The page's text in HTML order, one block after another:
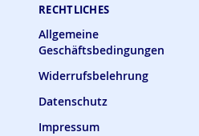
RECHTLICHES
Allgemeine
Geschäftsbedingungen
Widerrufsbelehrung
Datenschutz
Impressum